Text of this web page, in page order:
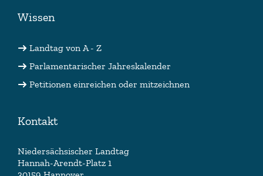
Wissen
Landtag von A - Z
Parlamentarischer Jahreskalender
Petitionen einreichen oder mitzeichnen
Kontakt
Niedersächsischer Landtag
Hannah-Arendt-Platz 1